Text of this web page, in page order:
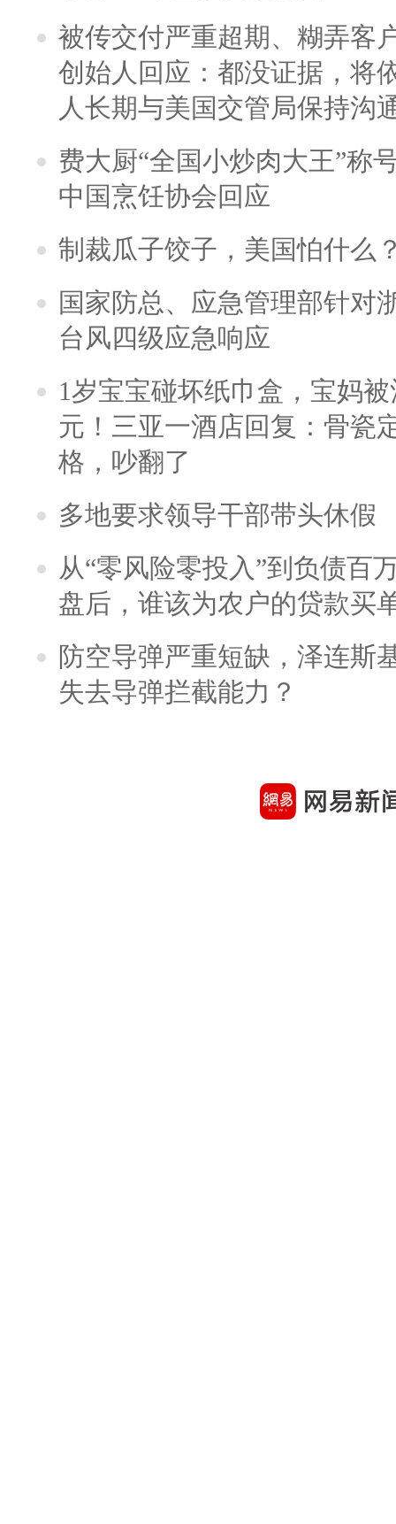
被传交付严重超期、糊弄客
创始人回应：都没证据，将
人长期与美国交管局保持沟
费大厨“全国小炒肉大王”称
中国烹饪协会回应
制裁瓜子饺子，美国怕什么
国家防总、应急管理部针对
台风四级应急响应
1岁宝宝碰坏纸巾盒，宝妈
元！三亚一酒店回复：骨瓷
格，吵翻了
多地要求领导干部带头休假
从“零风险零投入”到负债百
盘后，谁该为农户的贷款买
防空导弹严重短缺，泽连斯
失去导弹拦截能力？